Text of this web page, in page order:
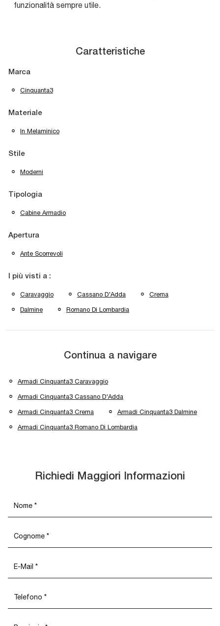
funzionalità sempre utile.
Caratteristiche
Marca
Cinquanta3
Materiale
In Melaminico
Stile
Moderni
Tipologia
Cabine Armadio
Apertura
Ante Scorrevoli
I più visti a :
Caravaggio Cassano D'Adda Crema
Dalmine Romano Di Lombardia
Continua a navigare
Armadi Cinquanta3 Caravaggio
Armadi Cinquanta3 Cassano D'Adda
Armadi Cinquanta3 Crema Armadi Cinquanta3 Dalmine
Armadi Cinquanta3 Romano Di Lombardia
Richiedi Maggiori Informazioni